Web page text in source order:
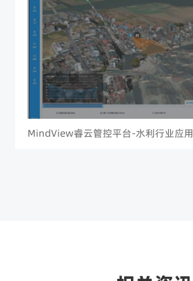
MindView睿云管控平台-水利行业应用